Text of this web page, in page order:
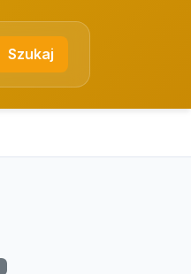
Szukaj